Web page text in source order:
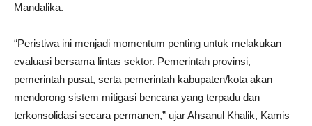
Mandalika.
“Peristiwa ini menjadi momentum penting untuk melakukan
evaluasi bersama lintas sektor. Pemerintah provinsi,
pemerintah pusat, serta pemerintah kabupaten/kota akan
mendorong sistem mitigasi bencana yang terpadu dan
terkonsolidasi secara permanen,” ujar Ahsanul Khalik, Kamis